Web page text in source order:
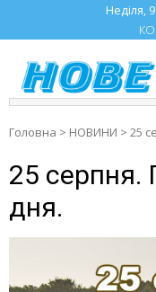
content
Неділя,
Головна > НОВИНИ > 25
25 серпня.
дня.